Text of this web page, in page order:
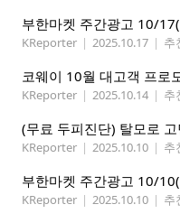
부한마켓 주간광고 10/
KReporter | 2025.10.17 | 추
코웨이 10월 대고객 프로
KReporter | 2025.10.14 | 추
(무료 두피진단) 탈모로
KReporter | 2025.10.10 | 추
부한마켓 주간광고 10/
KReporter | 2025.10.10 | 추